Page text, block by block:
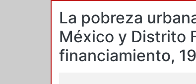
La pobreza
México y Distrito
financiamiento,